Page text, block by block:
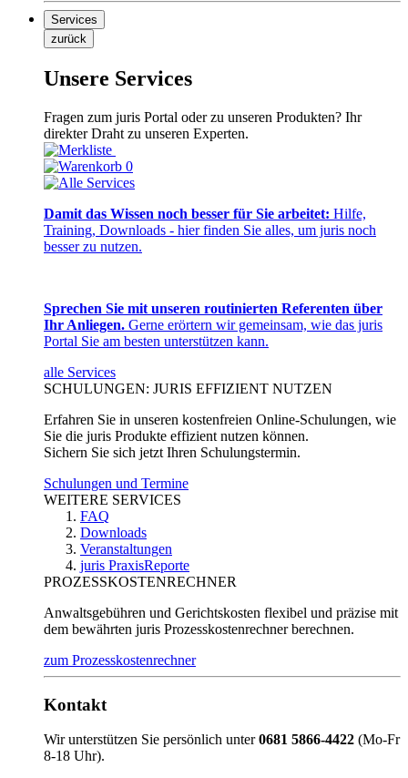
Services
zurück
Unsere Services
Fragen zum juris Portal oder zu unseren Produkten? Ihr
direkter Draht zu unseren Experten.
0
Damit das Wissen noch besser für Sie arbeitet: Hilfe,
Training, Downloads - hier finden Sie alles, um juris noch
besser zu nutzen.
Sprechen Sie mit unseren routinierten Referenten über
Ihr Anliegen. Gerne erörtern wir gemeinsam, wie das juris
Portal Sie am besten unterstützen kann.
alle Services
SCHULUNGEN: JURIS EFFIZIENT NUTZEN
Erfahren Sie in unseren kostenfreien Online-Schulungen, wie
Sie die juris Produkte effizient nutzen können.
Sichern Sie sich jetzt Ihren Schulungstermin.
Schulungen und Termine
WEITERE SERVICES
FAQ
Downloads
Veranstaltungen
juris PraxisReporte
PROZESSKOSTENRECHNER
Anwaltsgebühren und Gerichtskosten flexibel und präzise mit
dem bewährten juris Prozesskostenrechner berechnen.
zum Prozesskostenrechner
Kontakt
Wir unterstützen Sie persönlich unter0681 5866-4422 (Mo-Fr
8-18 Uhr).